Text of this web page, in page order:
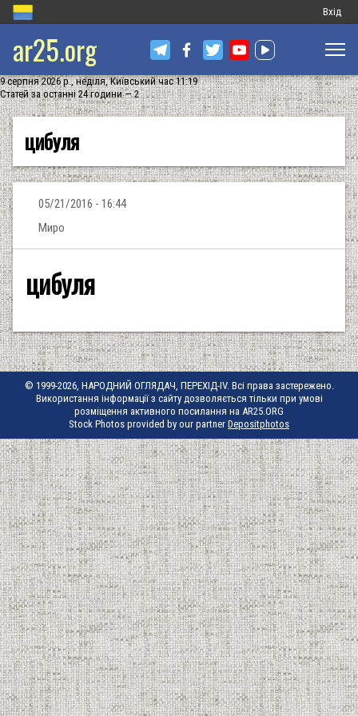
Меню
запису
Вхід
ar25.org
9 серпня 2026 р., неділя, Київський час 11:19
Статей за останні 24 години — 2
цибуля
05/21/2016 - 16:44
Миро
цибуля
© 1999-2026, НАРОДНИЙ ОГЛЯДАЧ, ПЕРЕХІД-IV. Всі права застережено.
Використання інформації з сайту дозволяється тільки при умові
розміщення активного посилання на AR25.ORG
Stock Photos provided by our partner Depositphotos